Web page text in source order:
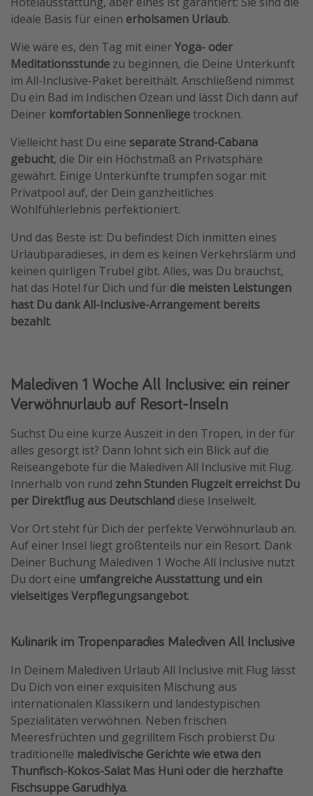
ideale Basis für einen erholsamen Urlaub.
Wie wäre es, den Tag mit einerYoga- oder
Meditationsstunde zu beginnen, die Deine Unterkunft
im All-Inclusive-Paket bereithält. Anschließend nimmst
Du ein Bad im Indischen Ozean und lässt Dich dann auf
Deiner komfortablen Sonnenliege trocknen.
Vielleicht hast Du eine separate Strand-Cabana
gebucht, die Dir ein Höchstmaß an Privatsphäre
gewährt. Einige Unterkünfte trumpfen sogar mit
Privatpool auf, der Dein ganzheitliches
Wohlfühlerlebnis perfektioniert.
Und das Beste ist: Du befindest Dich inmitten eines
Urlaubparadieses, in dem es keinen Verkehrslärm und
keinen quirligen Trubel gibt. Alles, was Du brauchst,
hat das Hotel für Dich und für die meisten Leistungen
hast Du dank All-Inclusive-Arrangement bereits
bezahlt.
Malediven 1 Woche All Inclusive: ein reiner
Verwöhnurlaub auf Resort-Inseln
Suchst Du eine kurze Auszeit in den Tropen, in der für
alles gesorgt ist? Dann lohnt sich ein Blick auf die
Reiseangebote für die Malediven All Inclusive mit Flug.
Innerhalb von rund zehn Stunden Flugzeit erreichst Du
per Direktflug aus Deutschland diese Inselwelt.
Vor Ort steht für Dich der perfekte Verwöhnurlaub an.
Auf einer Insel liegt größtenteils nur ein Resort. Dank
Deiner Buchung Malediven 1 Woche All Inclusive nutzt
Du dort eine umfangreiche Ausstattung und ein
vielseitiges Verpflegungsangebot.
Kulinarik im Tropenparadies Malediven All Inclusive
In Deinem Malediven Urlaub All Inclusive mit Flug lässt
Du Dich von einer exquisiten Mischung aus
internationalen Klassikern und landestypischen
Spezialitäten verwöhnen. Neben frischen
Meeresfrüchten und gegrilltem Fisch probierst Du
traditionelle maledivische Gerichte wie etwa den
Thunfisch-Kokos-Salat Mas Huni oder die herzhafte
Fischsuppe Garudhiya.